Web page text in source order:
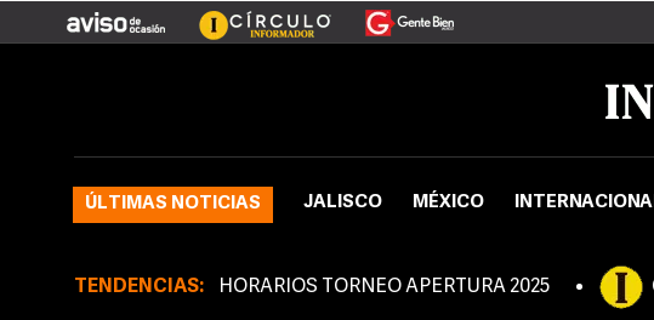
ÚLTIMAS NOTICIAS JALISCO MÉXICO
TENDENCIAS: HORARIOS TORNEO APERTURA 2025